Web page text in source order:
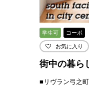
学生可 コーポ
お気に入り
街中の暮ら
■リヴラン弓之